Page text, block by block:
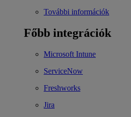
További információk
Főbb integrációk
Microsoft Intune
ServiceNow
Freshworks
Jira